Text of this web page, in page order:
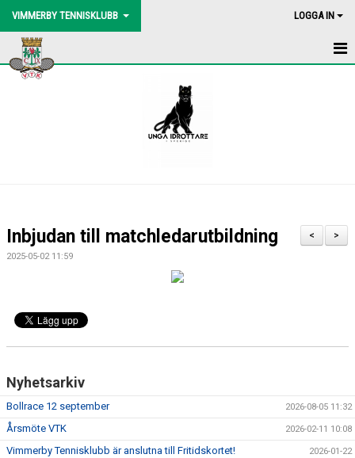
VIMMERBY TENNISKLUBB LOGGA IN
HEM
UTEBANORNA
KONTAKT
>
<
Inbjudan till matchledarutbildning
2025-05-02 11:59
Nyhetsarkiv
Bollrace 12 september 2026-08-05 11:32
Årsmöte VTK 2026-02-11 10:08
Vimmerby Tennisklubb är anslutna till Fritidskortet! 2026-01-22